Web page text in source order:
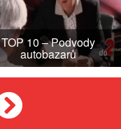
TOP 10 – Podvody
autobazarů